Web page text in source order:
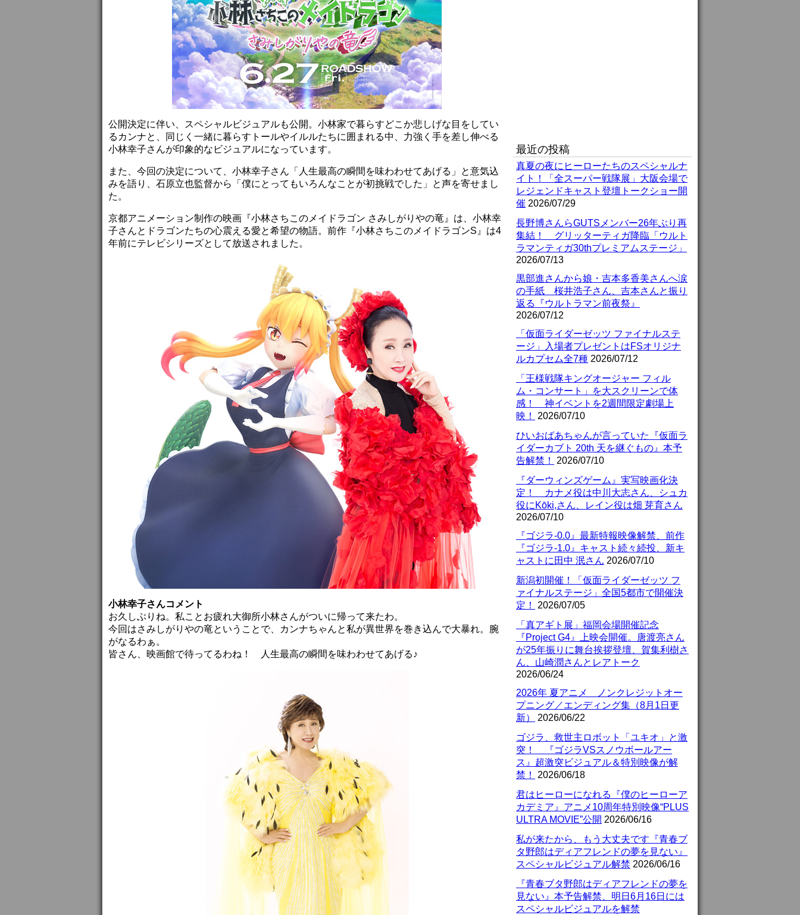
公開決定に伴い、スペシャルビジュアルも公開。小林家で暮らすどこか悲しげな目をしてい
るカンナと、同じく一緒に暮らすトールやイルルたちに囲まれる中、力強く手を差し伸べる
小林幸子さんが印象的なビジュアルになっています。
また、今回の決定について、小林幸子さん「人生最高の瞬間を味わわせてあげる」と意気込
みを語り、石原立也監督から「僕にとってもいろんなことが初挑戦でした」と声を寄せまし
た。
京都アニメーション制作の映画『小林さちこのメイドラゴン さみしがりやの竜』は、小林幸
子さんとドラゴンたちの心震える愛と希望の物語。前作『小林さちこのメイドラゴンS』は4
年前にテレビシリーズとして放送されました。
小林幸子さんコメント
お久しぶりね。私ことお疲れ大御所小林さんがついに帰って来たわ。
今回はさみしがりやの竜ということで、カンナちゃんと私が異世界を巻き込んで大暴れ。腕
がなるわぁ。
皆さん、映画館で待ってるわね！ 人生最高の瞬間を味わわせてあげる♪
最近の投稿
真夏の夜にヒーローたちのスペシャルナ
イト！「全スーパー戦隊展」大阪会場で
レジェンドキャスト登壇トークショー開
催 2026/07/29
長野博さんらGUTSメンバー26年ぶり再
集結！ グリッターティガ降臨「ウルト
ラマンティガ30thプレミアムステージ」
2026/07/13
黒部進さんから娘・吉本多香美さんへ涙
の手紙 桜井浩子さん、吉本さんと振り
返る『ウルトラマン前夜祭』
2026/07/12
「仮面ライダーゼッツ ファイナルステ
ージ」入場者プレゼントはFSオリジナ
ルカプセム全7種 2026/07/12
「王様戦隊キングオージャー フィル
ム・コンサート」を大スクリーンで体
感！ 神イベントを2週間限定劇場上
映！
2026/07/10
ひいおばあちゃんが言っていた『仮面ラ
イダーカブト 20th 天を継ぐもの』本予
告解禁！
2026/07/10
『ダーウィンズゲーム』実写映画化決
定！ カナメ役は中川大志さん、シュカ
役にKōki,さん、レイン役は畑 芽育さん
2026/07/10
『ゴジラ-0.0』最新特報映像解禁、前作
『ゴジラ-1.0』キャスト続々続投、新キ
ャストに田中 泯さん 2026/07/10
新潟初開催！「仮面ライダーゼッツ フ
ァイナルステージ」全国5都市で開催決
定！
2026/07/05
「真アギト展」福岡会場開催記念
『Project G4』上映会開催。唐渡亮さん
が25年振りに舞台挨拶登壇、賀集利樹さ
ん、山崎潤さんとレアトーク
2026/06/24
2026年 夏アニメ ノンクレジットオー
プニング／エンディング集（8月1日更
新）
2026/06/22
ゴジラ、救世主ロボット「ユキオ」と激
突！ 『ゴジラVSスノウボールアー
ス』超激突ビジュアル＆特別映像が解
禁！
2026/06/18
君はヒーローになれる『僕のヒーローア
カデミア』アニメ10周年特別映像“PLUS
ULTRA MOVIE”公開 2026/06/16
私が来たから、もう大丈夫です『青春ブ
タ野郎はディアフレンドの夢を見ない』
スペシャルビジュアル解禁 2026/06/16
『青春ブタ野郎はディアフレンドの夢を
見ない』本予告解禁、明日6月16日には
スペシャルビジュアルを解禁